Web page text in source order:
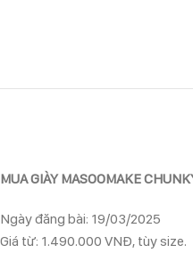
MUA GIÀY MASOOMAKE
Ngày đăng bài: 19/03/2025
Giá từ: 1.490.000 VNĐ, tùy size.